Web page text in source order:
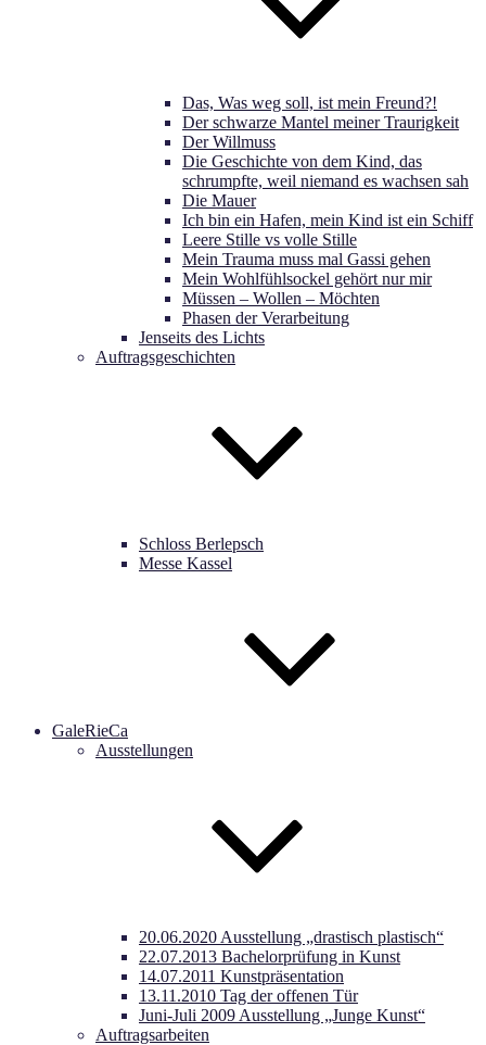
Das, Was weg soll, ist mein Freund?!
Der schwarze Mantel meiner Traurigkeit
Der Willmuss
Die Geschichte von dem Kind, das
schrumpfte, weil niemand es wachsen sah
Die Mauer
Ich bin ein Hafen, mein Kind ist ein Schiff
Leere Stille vs volle Stille
Mein Trauma muss mal Gassi gehen
Mein Wohlfühlsockel gehört nur mir
Müssen – Wollen – Möchten
Phasen der Verarbeitung
Jenseits des Lichts
Auftragsgeschichten
Schloss Berlepsch
Messe Kassel
GaleRieCa
Ausstellungen
20.06.2020 Ausstellung „drastisch plastisch“
22.07.2013 Bachelorprüfung in Kunst
14.07.2011 Kunstpräsentation
13.11.2010 Tag der offenen Tür
Juni-Juli 2009 Ausstellung „Junge Kunst“
Auftragsarbeiten